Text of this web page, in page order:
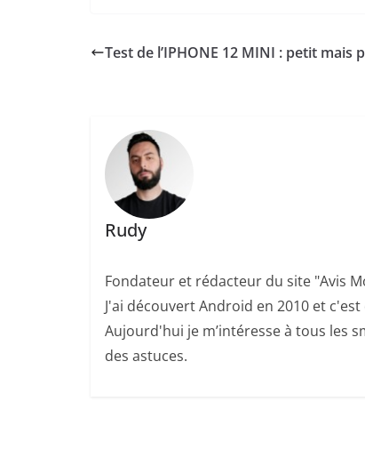
Test de l’IPHONE 12 MINI : petit mais
Rudy
Fondateur et rédacteur du site "Avis
J'ai découvert Android en 2010 et
Aujourd'hui je m’intéresse à tous les
des astuces.